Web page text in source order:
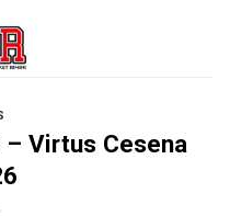
– Virtus Cesena